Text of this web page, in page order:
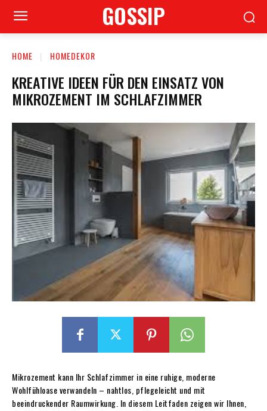
GOSSIP
HOME HOMEDEKOR
KREATIVE IDEEN FÜR DEN EINSATZ VON
MIKROZEMENT IM SCHLAFZIMMER
Mikrozement kann Ihr Schlafzimmer in eine ruhige, moderne
Wohlfühloase verwandeln – nahtlos, pflegeleicht und mit
beeindruckender Raumwirkung. In diesem Leitfaden zeigen wir Ihnen,